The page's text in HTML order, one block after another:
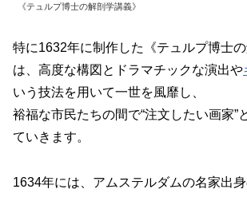
《テュルプ博士の解剖学講義》
特に1632年に制作した《テュルプ博士の
は、高度な構図とドラマチックな演出や
いう技法を用いて一世を風靡し、
裕福な市民たちの間で“注文したい画家”
ていきます。
1634年には、アムステルダムの名家出